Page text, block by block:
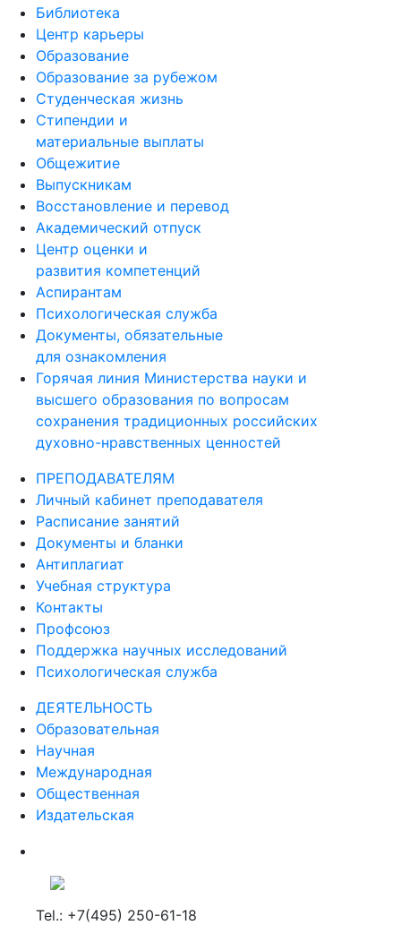
Библиотека
Центр карьеры
Образование
Образование за рубежом
Студенческая жизнь
Стипендии и
материальные выплаты
Общежитие
Выпускникам
Восстановление и перевод
Академический отпуск
Центр оценки и
развития компетенций
Аспирантам
Психологическая служба
Документы, обязательные
для ознакомления
Горячая линия Министерства науки и
высшего образования по вопросам
сохранения традиционных российских
духовно-нравственных ценностей
ПРЕПОДАВАТЕЛЯМ
Личный кабинет преподавателя
Расписание занятий
Документы и бланки
Антиплагиат
Учебная структура
Контакты
Профсоюз
Поддержка научных исследований
Психологическая служба
ДЕЯТЕЛЬНОСТЬ
Образовательная
Научная
Международная
Общественная
Издательская
Tel.: +7(495) 250-61-18